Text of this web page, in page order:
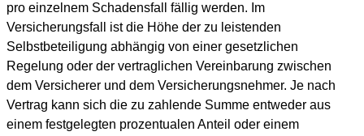
pro einzelnem Schadensfall fällig werden. Im
Versicherungsfall ist die Höhe der zu leistenden
Selbstbeteiligung abhängig von einer gesetzlichen
Regelung oder der vertraglichen Vereinbarung zwischen
dem Versicherer und dem Versicherungsnehmer. Je nach
Vertrag kann sich die zu zahlende Summe entweder aus
einem festgelegten prozentualen Anteil oder einem